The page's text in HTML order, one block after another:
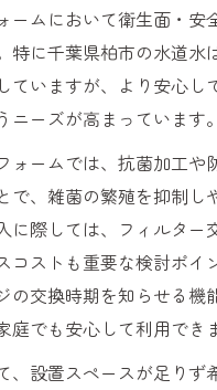
ームにおいて衛生面・安
特に千葉県柏市の水道水
ていますが、より安心し
ニーズが高まっています。
ォームでは、抗菌加工や
で、雑菌の繁殖を抑制し
に際しては、フィルター
コストも重要な検討ポイ
の交換時期を知らせる機
庭でも安心して利用でき
、設置スペースが足りず